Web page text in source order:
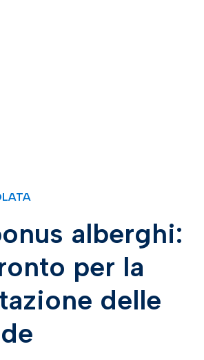
alberghi:
per la
delle